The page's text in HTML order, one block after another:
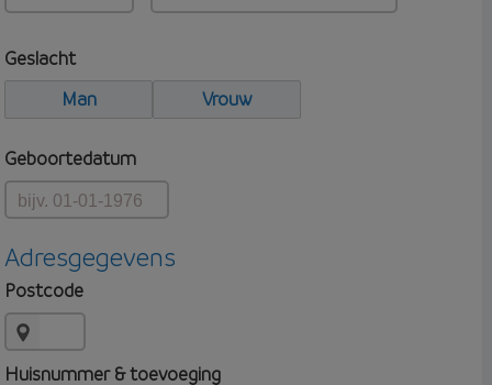
Geslacht
Man
Vrouw
Geboortedatum
Adresgegevens
Postcode
Huisnummer & toevoeging